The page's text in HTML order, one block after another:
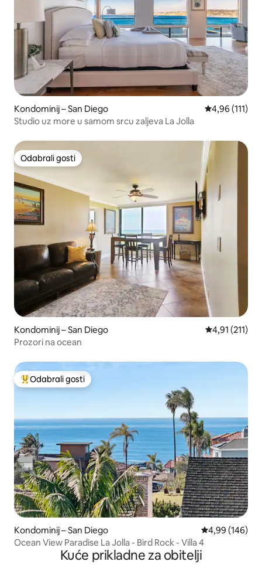
Kondominij – San Diego Prosječna
4,96 (111)
Studio uz more u samom srcu zaljeva La Jolla
Odabrali gosti
Odabrali gosti
Kondominij – San Diego Prosječna
4,91 (211)
Prozori na ocean
Među najviše rangiranima s oznakom „Odabrali gosti”
Odabrali gosti
Kondominij – San Diego Prosječna
4,99 (146)
Ocean View Paradise La Jolla - Bird Rock - Villa 4
Kuće prikladne za obitelji